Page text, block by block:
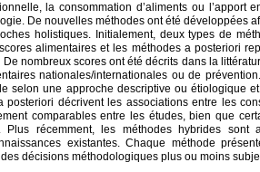
la consommation d’aliments ou l’apport
De nouvelles méthodes ont été développées
holistiques. Initialement, deux types de
alimentaires et les méthodes a posteriori
nombreux scores ont été décrits dans la
nationales/internationales ou de
selon une approche descriptive ou étiologique
posteriori décrivent les associations entre les
comparables entre les études, bien que
Plus récemment, les méthodes hybrides sont
existantes. Chaque méthode
décisions méthodologiques plus ou moins